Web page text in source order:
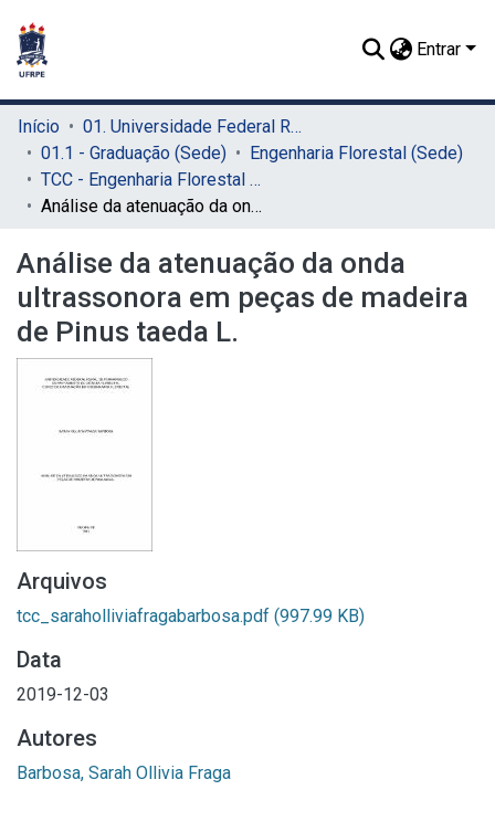
Entrar
Início
01. Universidade Federal Rural de Pernambuco - UFRPE (Sede)
01.1 - Graduação (Sede)
Engenharia Florestal (Sede)
TCC - Engenharia Florestal (Sede)
Análise da atenuação da onda ultrassonora em peças de madeira de Pinus taeda L.
Análise da atenuação da onda
ultrassonora em peças de madeira
de Pinus taeda L.
Arquivos
tcc_saraholliviafragabarbosa.pdf (997.99 KB)
Data
2019-12-03
Autores
Barbosa, Sarah Ollivia Fraga